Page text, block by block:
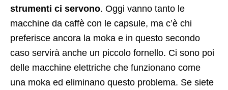
strumenti ci servono. Oggi vanno tanto le
macchine da caffè con le capsule, ma c’è chi
preferisce ancora la moka e in questo secondo
caso servirà anche un piccolo fornello. Ci sono poi
delle macchine elettriche che funzionano come
una moka ed eliminano questo problema. Se siete